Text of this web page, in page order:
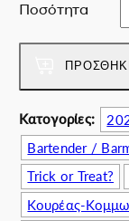
:
.
0
0
€
.
ι
6
.
.
Ποσότητα
r
o
i
x
o
l
o
g
i
Κατογορίες:
Bartender /
Trick or Treat?
Κουρέας-